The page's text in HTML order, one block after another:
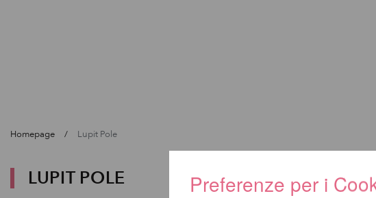
Homepage Lupit Pole
LUPIT POLE Preferenze per i